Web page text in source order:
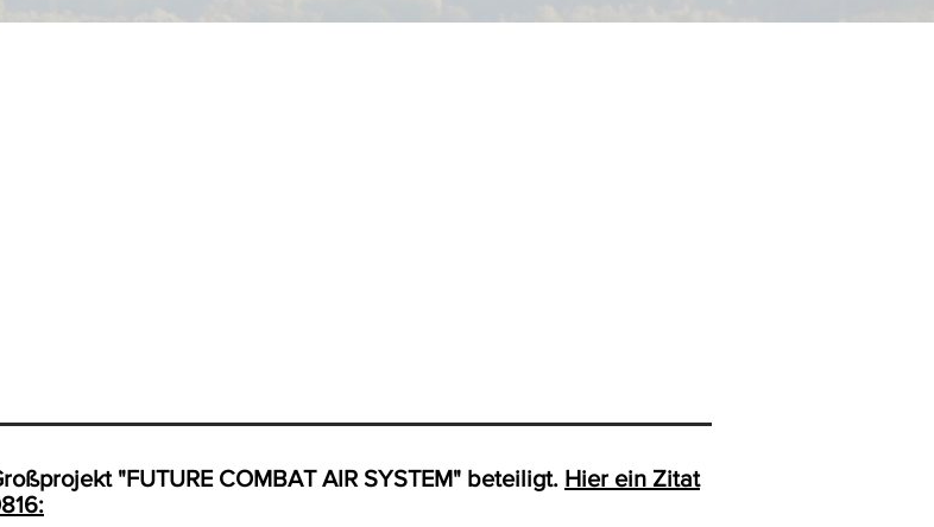
"FUTURE COMBAT AIR SYSTEM" beteiligt. Hier ein Zitat